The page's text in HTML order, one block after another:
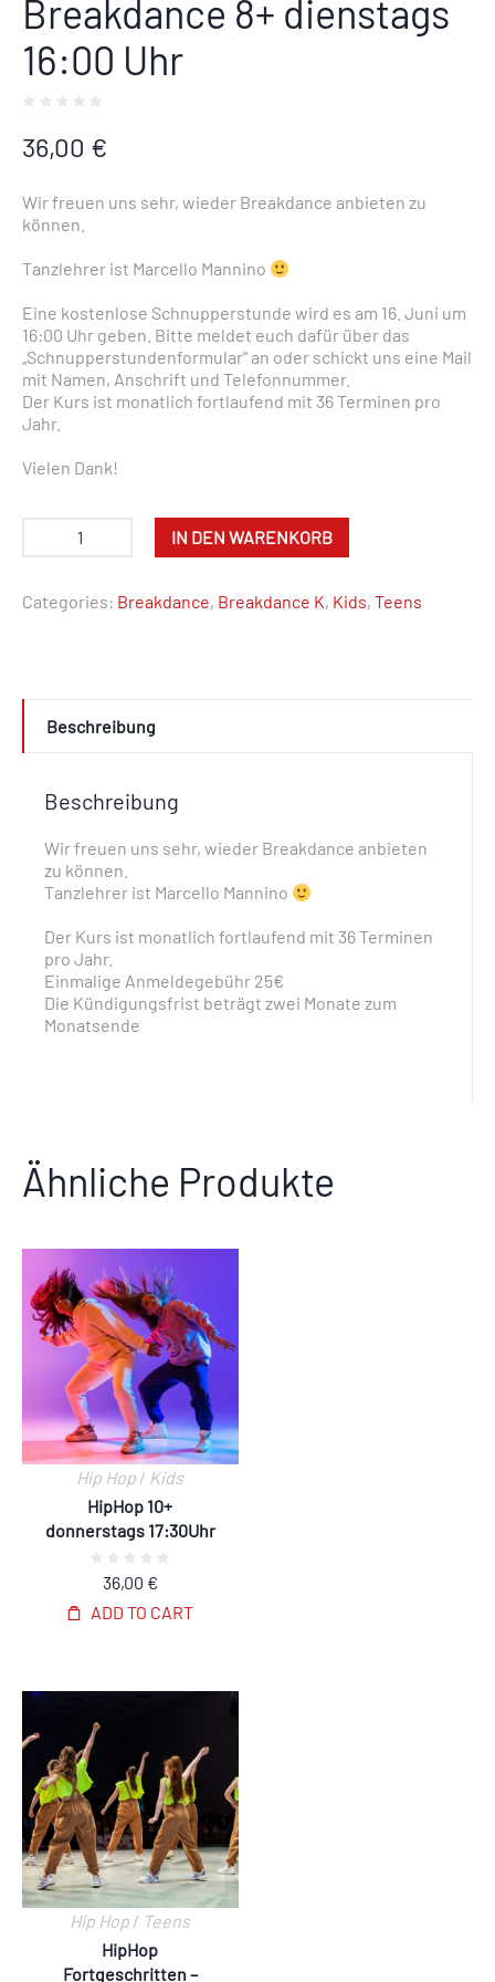
Breakdance 8+ dienstags
16:00 Uhr
36,00 €
Wir freuen uns sehr, wieder Breakdance anbieten zu
können.
Tanzlehrer ist Marcello Mannino
Eine kostenlose Schnupperstunde wird es am 16. Juni um
16:00 Uhr geben. Bitte meldet euch dafür über das
„Schnupperstundenformular“ an oder schickt uns eine Mail
mit Namen, Anschrift und Telefonnummer.
Der Kurs ist monatlich fortlaufend mit 36 Terminen pro
Jahr.
Vielen Dank!
IN DEN WARENKORB
Categories: Breakdance, Breakdance K, Kids, Teens
Beschreibung
Beschreibung
Wir freuen uns sehr, wieder Breakdance anbieten
zu können.
Tanzlehrer ist Marcello Mannino
Der Kurs ist monatlich fortlaufend mit 36 Terminen
pro Jahr.
Einmalige Anmeldegebühr 25€
Die Kündigungsfrist beträgt zwei Monate zum
Monatsende
Ähnliche Produkte
Hip Hop / Kids
HipHop 10+
donnerstags 17:30Uhr
ADD TO CART
36,00 €
Hip Hop / Teens
HipHop
Fortgeschritten –